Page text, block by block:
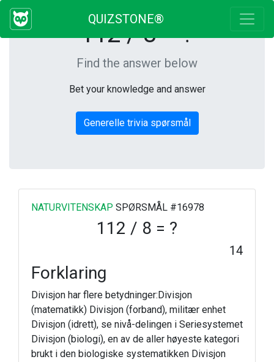
QUIZSTONE®
112 / 8 = ?
Find the answer below
Bet your knowledge and answer
Generelle trivia spørsmål
NATURVITENSKAP SPØRSMÅL #16978
112 / 8 = ?
14
Forklaring
Divisjon har flere betydninger:Divisjon
(matematikk) Divisjon (forband), militær enhet
Divisjon (idrett), se nivå-delingen i Seriesystemet
Divisjon (biologi), en av de aller høyeste kategori
brukt i den biologiske systematikken Divisjon